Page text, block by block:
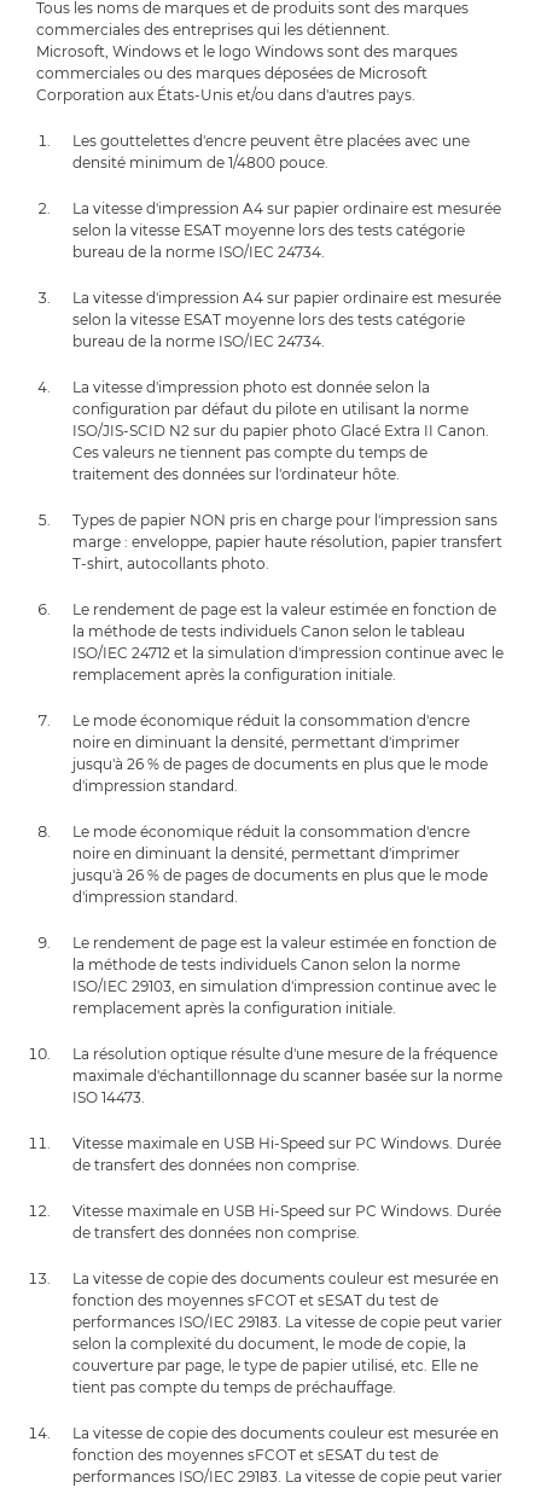
Tous les noms de marques et de produits sont des marques
commerciales des entreprises qui les détiennent.
Microsoft, Windows et le logo Windows sont des marques
commerciales ou des marques déposées de Microsoft
Corporation aux États-Unis et/ou dans d'autres pays.
Les gouttelettes d'encre peuvent être placées avec une
densité minimum de 1/4800 pouce.
La vitesse d'impression A4 sur papier ordinaire est mesurée
selon la vitesse ESAT moyenne lors des tests catégorie
bureau de la norme ISO/IEC 24734.
La vitesse d'impression A4 sur papier ordinaire est mesurée
selon la vitesse ESAT moyenne lors des tests catégorie
bureau de la norme ISO/IEC 24734.
La vitesse d'impression photo est donnée selon la
configuration par défaut du pilote en utilisant la norme
ISO/JIS-SCID N2 sur du papier photo Glacé Extra II Canon.
Ces valeurs ne tiennent pas compte du temps de
traitement des données sur l'ordinateur hôte.
Types de papier NON pris en charge pour l'impression sans
marge : enveloppe, papier haute résolution, papier transfert
T-shirt, autocollants photo.
Le rendement de page est la valeur estimée en fonction de
la méthode de tests individuels Canon selon le tableau
ISO/IEC 24712 et la simulation d'impression continue avec le
remplacement après la configuration initiale.
Le mode économique réduit la consommation d'encre
noire en diminuant la densité, permettant d'imprimer
jusqu'à 26 % de pages de documents en plus que le mode
d'impression standard.
Le mode économique réduit la consommation d'encre
noire en diminuant la densité, permettant d'imprimer
jusqu'à 26 % de pages de documents en plus que le mode
d'impression standard.
Le rendement de page est la valeur estimée en fonction de
la méthode de tests individuels Canon selon la norme
ISO/IEC 29103, en simulation d'impression continue avec le
remplacement après la configuration initiale.
La résolution optique résulte d'une mesure de la fréquence
maximale d'échantillonnage du scanner basée sur la norme
ISO 14473.
Vitesse maximale en USB Hi-Speed sur PC Windows. Durée
de transfert des données non comprise.
Vitesse maximale en USB Hi-Speed sur PC Windows. Durée
de transfert des données non comprise.
La vitesse de copie des documents couleur est mesurée en
fonction des moyennes sFCOT et sESAT du test de
performances ISO/IEC 29183. La vitesse de copie peut varier
selon la complexité du document, le mode de copie, la
couverture par page, le type de papier utilisé, etc. Elle ne
tient pas compte du temps de préchauffage.
La vitesse de copie des documents couleur est mesurée en
fonction des moyennes sFCOT et sESAT du test de
performances ISO/IEC 29183. La vitesse de copie peut varier